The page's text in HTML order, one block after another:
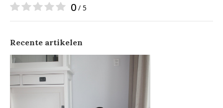
0 / 5
Recente artikelen